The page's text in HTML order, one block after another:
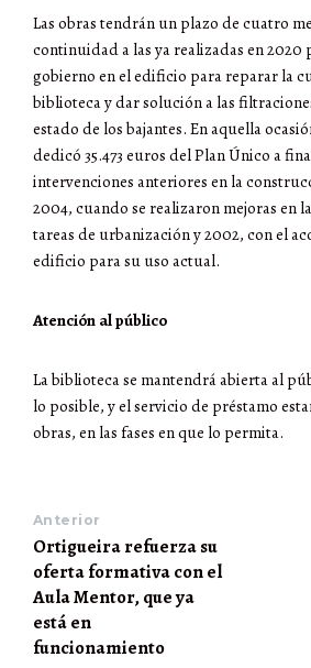
Las obras tendrán un plazo de cuatro
continuidad a las ya realizadas en 2020
gobierno en el edificio para reparar la
biblioteca y dar solución a las
estado de los bajantes. En aquella
dedicó 35.473 euros del Plan Único a
intervenciones anteriores en la
2004, cuando se realizaron mejoras en
tareas de urbanización y 2002, con el
edificio para su uso actual.
Atención al público
La biblioteca se mantendrá abierta al
lo posible, y el servicio de préstamo
obras, en las fases en que lo permita.
Anterior
Ortigueira refuerza su
oferta formativa con el
Aula Mentor, que ya
está en
funcionamiento